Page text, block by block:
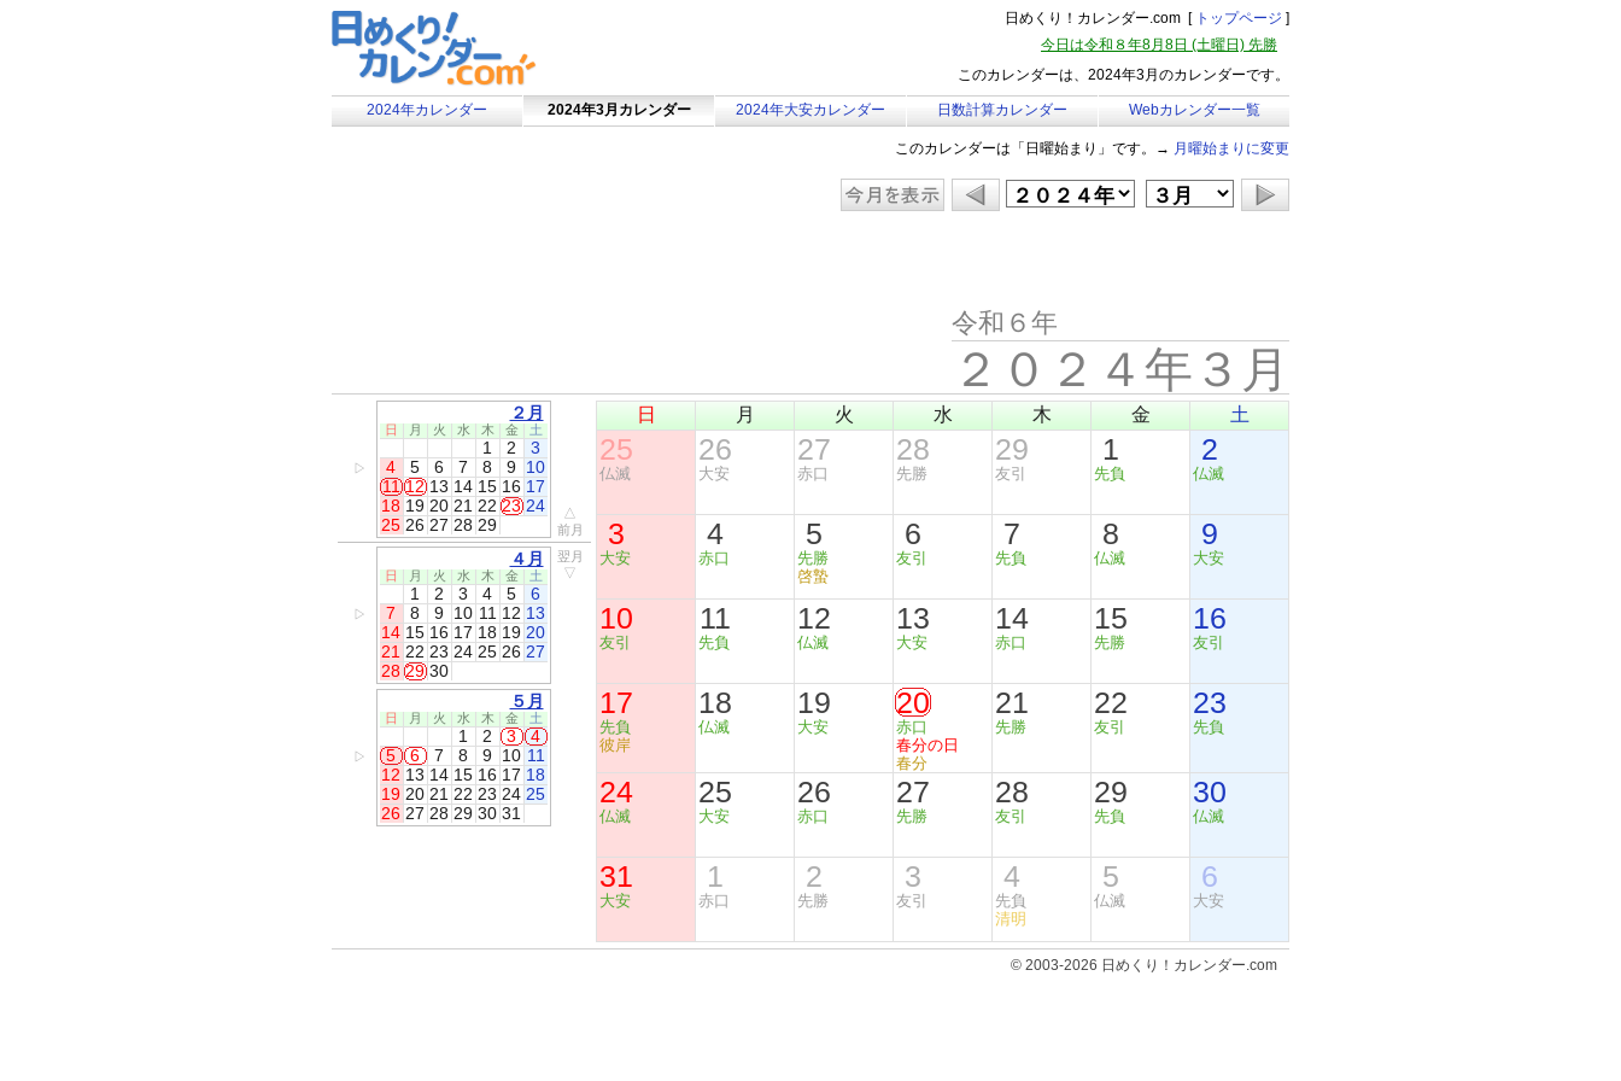
日めくり！カレンダー.com [ トップページ ]
今日は令和８年8月8日 (土曜日) 先勝
このカレンダーは、2024年3月のカレンダーです。
2024年カレンダー 2024年3月カレンダー 2024年大安カレンダー 日数計算カレンダー Webカレンダー一覧
このカレンダーは「日曜始まり」です。→ 月曜始まりに変更
令和６年
２０２４年３月
▷
２月
日 月 火 水 木 金 土
1 2
3
4
5 6 7 8 9 10
11 12 13 14 15 16 17
18 19 20 21 22 23 24
25 26 27 28 29
△
前月
▷
４月
日 月 火 水 木 金 土
1 2 3 4 5
6
7
8 9 10 11 12 13
14 15 16 17 18 19 20
21 22 23 24 25 26 27
28 29 30
翌月
▽
▷
５月
日 月 火 水 木 金 土
1 2 3
4
5
6 7 8 9 10 11
12 13 14 15 16 17 18
19 20 21 22 23 24 25
26 27 28 29 30 31
日 月 火 水 木 金 土
25
仏滅
26
大安
27
赤口
28
先勝
29
友引
1
先負
2
仏滅
3
大安
4
赤口
5
先勝
啓蟄
6
友引
7
先負
8
仏滅
9
大安
10
友引
11
先負
12
仏滅
13
大安
14
赤口
15
先勝
16
友引
17
先負
彼岸
18
仏滅
19
大安
20
赤口
春分の日
春分
21
先勝
22
友引
23
先負
24
仏滅
25
大安
26
赤口
27
先勝
28
友引
29
先負
30
仏滅
31
大安
1
赤口
2
先勝
3
友引
4
先負
清明
5
仏滅
6
大安
© 2003-2026 日めくり！カレンダー.com